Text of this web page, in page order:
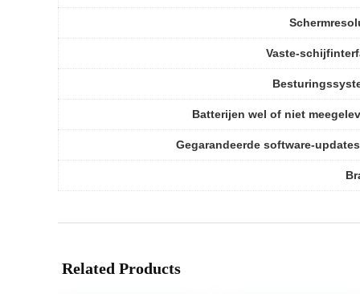
Vaste-
Batterijen wel of niet
Gegarandeerde software-
Related Products